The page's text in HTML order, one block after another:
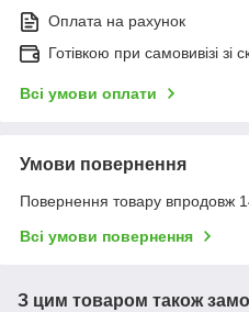
Оплата на рахунок
Готівкою при самовивізі зі
Всі умови оплати
Умови повернення
Повернення товару впродовж
Всі умови повернення
З цим товаром також